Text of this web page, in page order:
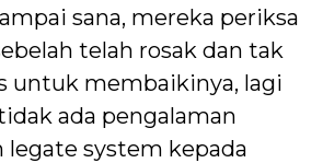
sana, mereka periksa
telah rosak dan tak
untuk membaikinya, lagi
ada pengalaman
system kepada